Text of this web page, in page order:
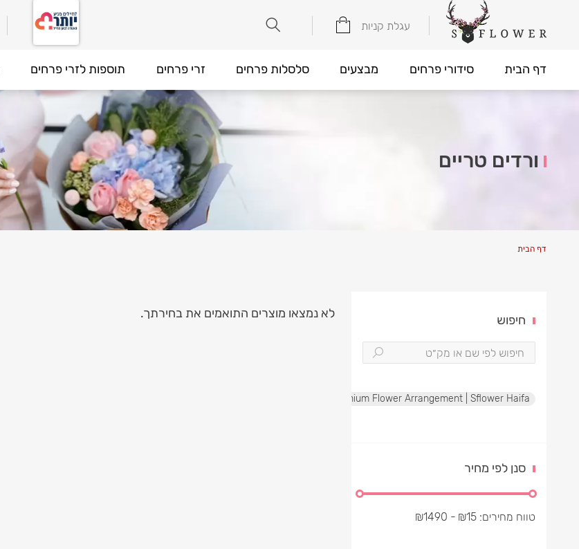
עגלת קניות
דף הבית סידורי פרחים מבצעים סלסלות פרחים זרי פרחים תוספות לזרי פרחים
ורדים טריים
דף הבית
לא נמצאו מוצרים התואמים את בחירתך. חיפוש
Luxury Red & White Rose Box | Premium Flower Arrangement | Sflower Haifa
סנן לפי מחיר
טווח מחירים: ₪15
- ₪
1490